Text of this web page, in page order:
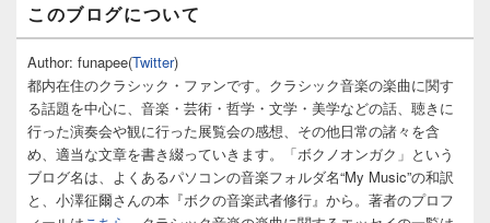
ン
サ
イ
バ
ー
ウ
ィ
このブログについて
Author: funapee(Twitter)
都内在住のクラシック・ファンです。クラシック音楽の楽曲に関す
る話題を中心に、音楽・芸術・哲学・文学・美学などの話、聴きに
行った演奏会や観に行った展覧会の感想、その他日常の諸々を含
め、適当な文章を書き綴っていきます。「ボクノオンガク」という
ブログ名は、よくあるパソコンの音楽フォルダ名“My Music”の和訳
と、小澤征爾さんの本『ボクの音楽武者修行』から。著者のプロフ